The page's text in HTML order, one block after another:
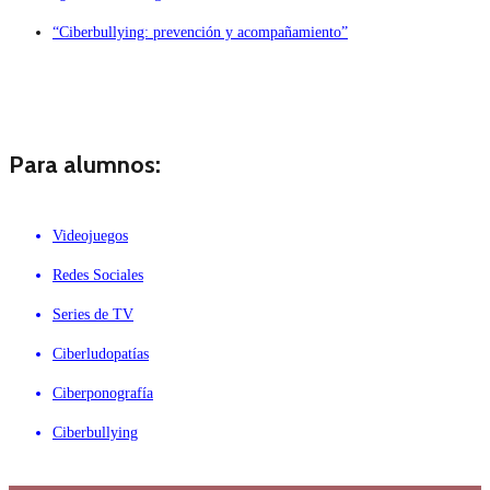
“Ciberbullying: prevención y acompañamiento”
Para alumnos:
Videojuegos
Redes Sociales
Series de TV
Ciberludopatías
Ciberponografía
Ciberbullying